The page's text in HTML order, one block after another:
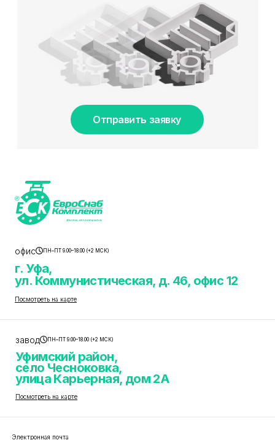
Отправить заявку
офис ПН–ПТ 9.00–18.00 (+2 МСК)
г. Уфа,
ул. Коммунистическая, д. 46, офис 12
Посмотреть на карте
завод ПН–ПТ 9.00–18.00 (+2 МСК)
Уфимский район,
село Чесноковка,
улица Карьерная, дом 2А
Посмотреть на карте
Электронная почта